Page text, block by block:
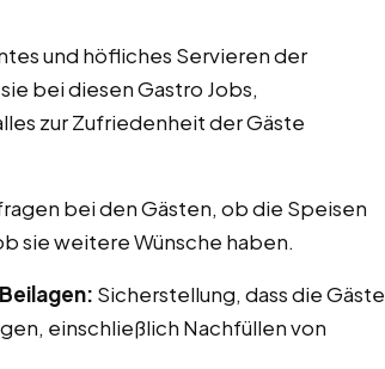
und höfliches Servieren der
bei diesen Gastro Jobs,
zur Zufriedenheit der Gäste
bei den Gästen, ob die Speisen
sie weitere Wünsche haben.
Sicherstellung, dass die Gäste
einschließlich Nachfüllen von